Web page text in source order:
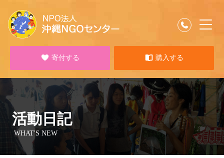
寄付する 購入する
活動日記
WHAT'S NEW